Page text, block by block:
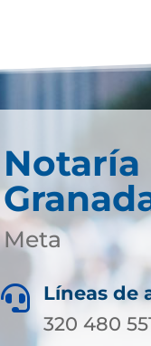
Notaría
Meta

Líneas de
320 480